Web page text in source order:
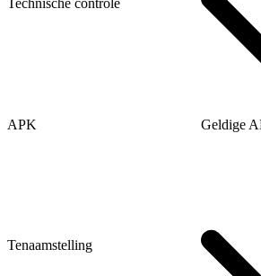
Technische controle
APK Geldige
Tenaamstelling